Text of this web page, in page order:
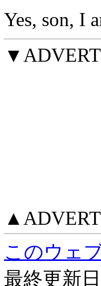
Yes, son, I
このウェ
最終更新日